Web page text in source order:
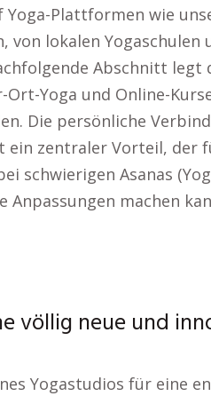
Yoga-Plattformen wie
lokalen Yogaschulen
Abschnitt legt
Yoga und Online-
Die persönliche
ein zentraler Vorteil, der
schwierigen Asanas
machen
völlig neue und
Yogastudios für eine